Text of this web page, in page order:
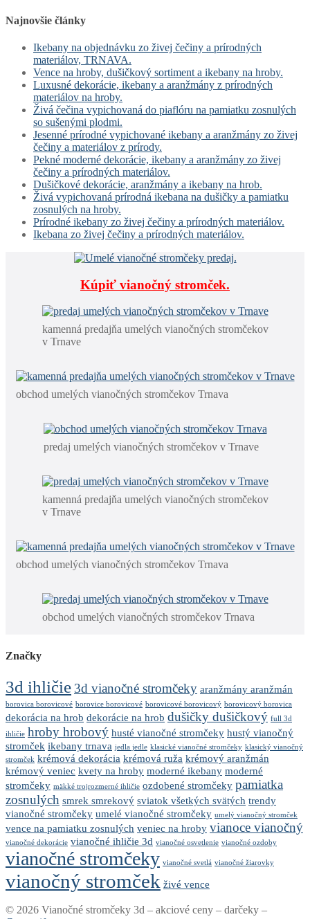
Najnovšie články
Ikebany na objednávku zo živej čečiny a prírodných
materiálov, TRNAVA.
Vence na hroby, dušičkový sortiment a ikebany na hroby.
Luxusné dekorácie, ikebany a aranžmány z prírodných
materiálov na hroby.
Živá čečina vypichovaná do piaflóru na pamiatku zosnulých
so sušenými plodmi.
Jesenné prírodné vypichované ikebany a aranžmány zo živej
čečiny a materiálov z prírody.
Pekné moderné dekorácie, ikebany a aranžmány zo živej
čečiny a prírodných materiálov.
Dušičkové dekorácie, aranžmány a ikebany na hrob.
Živá vypichovaná prírodná ikebana na dušičky a pamiatku
zosnulých na hroby.
Prírodné ikebany zo živej čečiny a prírodných materiálov.
Ikebana zo živej čečiny a prírodných materiálov.
Kúpiť vianočný stromček.
kamenná predajňa umelých vianočných stromčekov
v Trnave
obchod umelých vianočných stromčekov Trnava
predaj umelých vianočných stromčekov v Trnave
kamenná predajňa umelých vianočných stromčekov
v Trnave
obchod umelých vianočných stromčekov Trnava
obchod umelých vianočných stromčekov Trnava
Značky
3d ihličie 3d vianočné stromčeky aranžmány aranžmán
borovica borovicové borovice borovicové borovicové borovicový borovicový borovica
dekorácia na hrob dekorácie na hrob dušičky dušičkový full 3d
ihličie hroby hrobový husté vianočné stromčeky hustý vianočný
stromček ikebany trnava jedla jedle klasické vianočné stromčeky klasický vianočný
stromček krémová dekorácia krémová ruža krémový aranžmán
krémový veniec kvety na hroby moderné ikebany moderné
stromčeky mäkké trojrozmerné ihličie ozdobené stromčeky pamiatka
zosnulých smrek smrekový sviatok všetkých svätých trendy
vianočné stromčeky umelé vianočné stromčeky umelý vianočný stromček
vence na pamiatku zosnulých veniec na hroby vianoce vianočný
vianočné dekorácie vianočné ihličie 3d vianočné osvetlenie vianočné ozdoby
vianočné stromčeky vianočné svetlá vianočné žiarovky
vianočný stromček živé vence
© 2026 Vianočné stromčeky 3d – akciové ceny – darčeky –